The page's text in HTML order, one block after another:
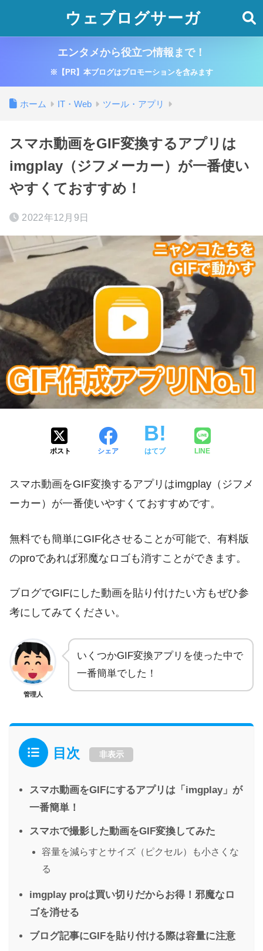
ウェブログサーガ
エンタメから役立つ情報まで！
※【PR】本ブログはプロモーションを含みます
ホーム IT・Web ツール・アプリ
スマホ動画をGIF変換するアプリは
imgplay（ジフメーカー）が一番使い
やすくておすすめ！
2022年12月9日
ポスト シェア はてブ LINE
スマホ動画をGIF変換するアプリはimgplay（ジフメ
ーカー）が一番使いやすくておすすめです。
無料でも簡単にGIF化させることが可能で、有料版
のproであれば邪魔なロゴも消すことができます。
ブログでGIFにした動画を貼り付けたい方もぜひ参
考にしてみてください。
管理人
いくつかGIF変換アプリを使った中で
一番簡単でした！
目次 非表示
スマホ動画をGIFにするアプリは「imgplay」が
一番簡単！
スマホで撮影した動画をGIF変換してみた
容量を減らすとサイズ（ピクセル）も小さくな
る
imgplay proは買い切りだからお得！邪魔なロ
ゴを消せる
ブログ記事にGIFを貼り付ける際は容量に注意